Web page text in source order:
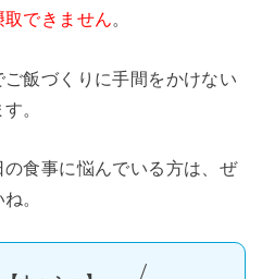
できません。
飯づくりに手間をかけない
。
食事に悩んでいる方は、ぜ
。